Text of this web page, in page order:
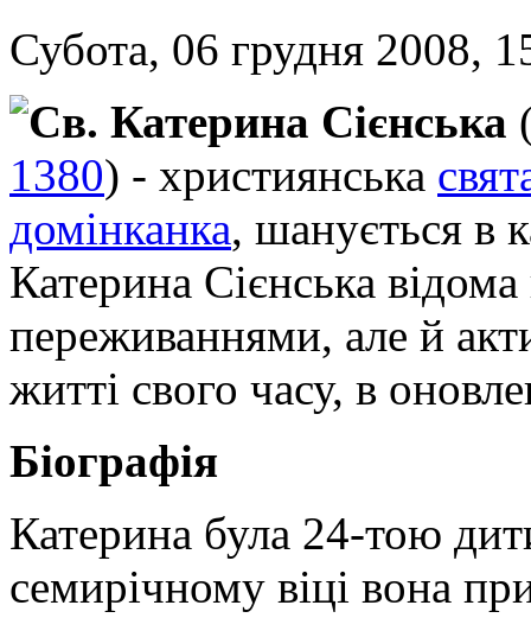
Субота, 06 грудня 2008,
Св. Катерина Сієнська
1380) - християнська
домінканка, шанується в
Катерина Сієнська
переживаннями, але й
житті свого часу, в
Біографія
Катерина була 24-тою
семирічному віці вона